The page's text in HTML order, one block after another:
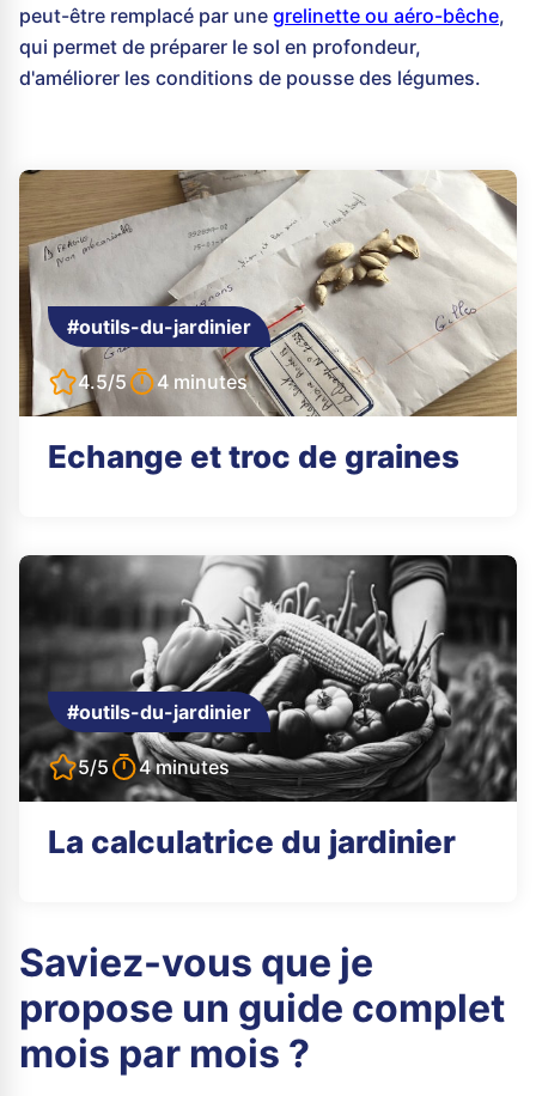
peut-être remplacé par une grelinette ou aéro-bêche,
qui permet de préparer le sol en profondeur,
d'améliorer les conditions de pousse des légumes.
#outils-du-jardinier
4.5/5 4 minutes
Echange et troc de graines
#outils-du-jardinier
5/5 4 minutes
La calculatrice du jardinier
Saviez-vous que je
propose un guide complet
mois par mois ?